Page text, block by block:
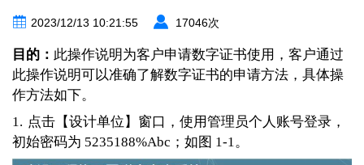
2023/12/13 10:21:55 17046次
目的： 此操作说明为客户申请数字证书使用，客户通过
此操作说明可以准确了解数字证书的申请方法，具体操
作方法如下。
1. 点击【设计单位】窗口，使用管理员个人账号登录，
初始密码为 5235188%Abc；如图 1-1。